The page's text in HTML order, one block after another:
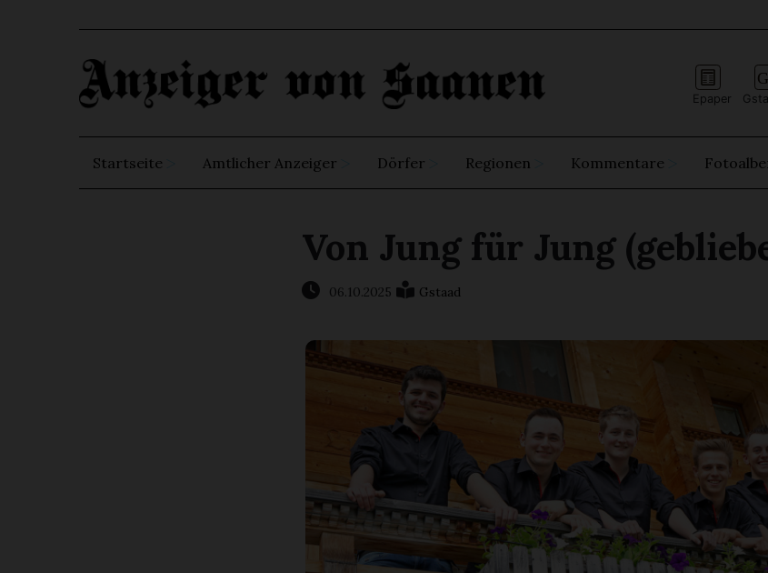
Epaper
Startseite Amtlicher Anzeiger Dörfer Regionen Kommentare
Von Jung für Jung
06.10.2025 Gstaad